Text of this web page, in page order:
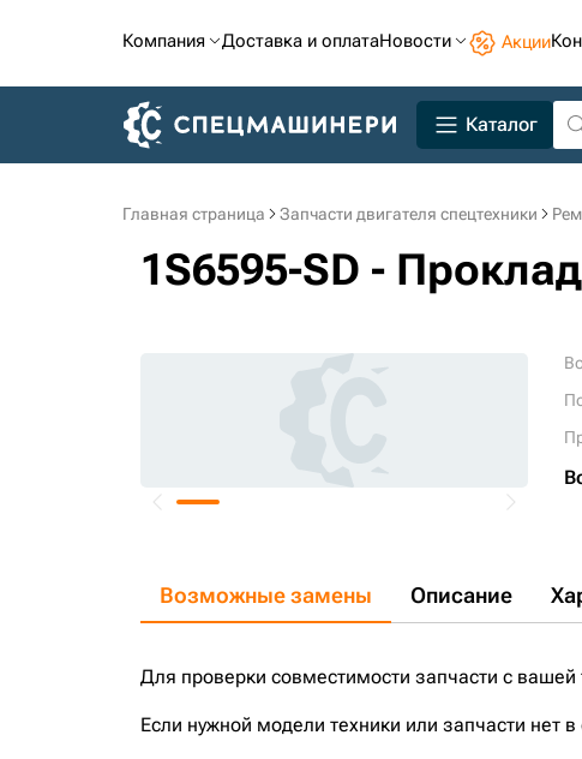
Компания Доставка и оплатаНовости Акции
Каталог
Главная страница Запчасти двигателя спецтехники
1S6595-SD -
Возможные замены Описание
Для проверки совместимости запчасти с вашей
Если нужной модели техники или запчасти нет